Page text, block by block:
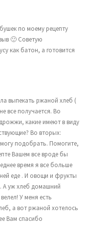
по моему рецепту
🙂 Советую
как батон, а готовится
выпекать ржаной хлеб (
все получается. Во
какие имеют в виду
Во вторых:
подобрать. Помогите,
Вашем все вроде бы
время я все больше
еде . И овощи и фрукты
А уж хлеб домашний
У меня есть
а вот ржаной хотелось
Вам спасибо